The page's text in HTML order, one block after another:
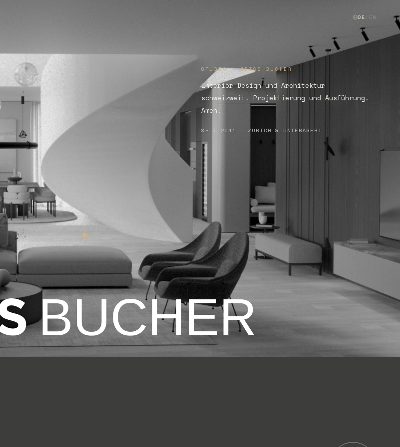
DE EN
STUDIO — NEISS BUCHER
Interior Design und Architektur
schweizweit. Projektierung und Ausführung.
Amen.
SEIT 2011 — ZÜRICH & UNTERÄGERI